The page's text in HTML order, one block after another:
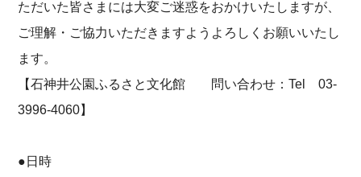
ただいた皆さまには大変ご迷惑をおかけいたしますが、
ご理解・ご協力いただきますようよろしくお願いいたし
ます。
【石神井公園ふるさと文化館 問い合わせ：Tel 03-
3996-4060】
●日時